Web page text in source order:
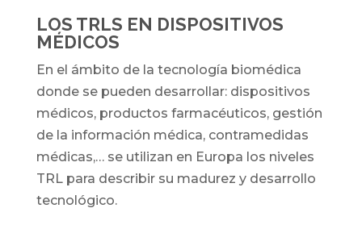
LOS TRLS EN DISPOSITIVOS
MÉDICOS
En el ámbito de la tecnología biomédica
donde se pueden desarrollar: dispositivos
médicos, productos farmacéuticos, gestión
de la información médica, contramedidas
médicas,… se utilizan en Europa los niveles
TRL para describir su madurez y desarrollo
tecnológico.